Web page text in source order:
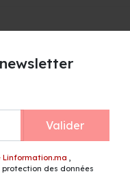
Valider
des données
de
au
Cap
contrôle